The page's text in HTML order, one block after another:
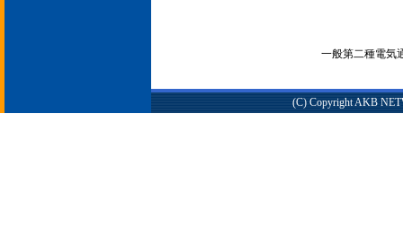
一般第二種電気
(C) Copyright AKB